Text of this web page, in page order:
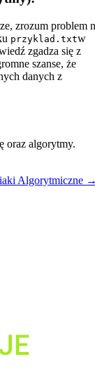
zrozum problem
przyklad.txtw
zgadza się z
szanse, że
danych z
oraz algorytmy.
Algorytmiczne